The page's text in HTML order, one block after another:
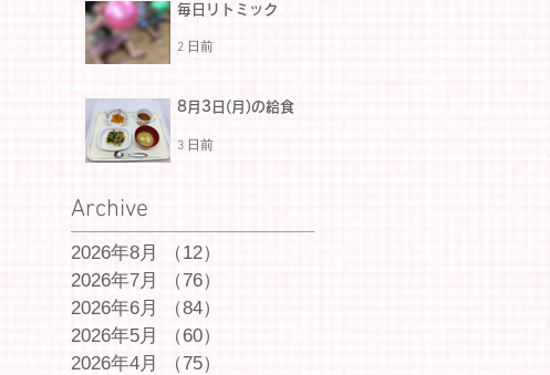
毎日リトミック
2 日前
8月3日(月)の給食
3 日前
Archive
2026年8月 （12）
2026年7月
（76）
2026年6月
（84）
2026年5月
（60）
2026年4月
（75）